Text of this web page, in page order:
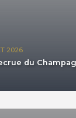
2026
du